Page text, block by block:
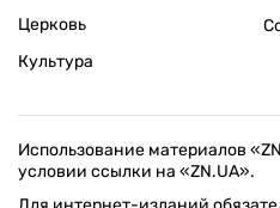
Церковь
Культура
Использование материалов
условии ссылки на «ZN.UA».